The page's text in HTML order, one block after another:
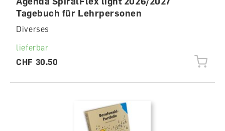
Tagebuch für Lehrpersonen
Diverses
lieferbar
CHF 30.50